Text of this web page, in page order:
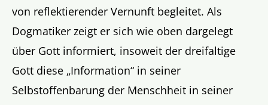
von reflektierender Vernunft begleitet. Als
Dogmatiker zeigt er sich wie oben dargelegt
über Gott informiert, insoweit der dreifaltige
Gott diese „Information“ in seiner
Selbstoffenbarung der Menschheit in seiner